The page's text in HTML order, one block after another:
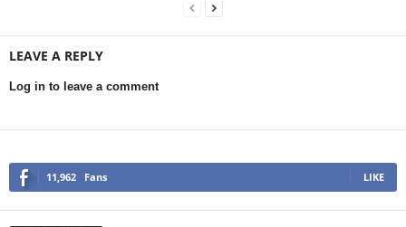
LEAVE A REPLY
Log in to leave a comment
11,962 Fans LIKE